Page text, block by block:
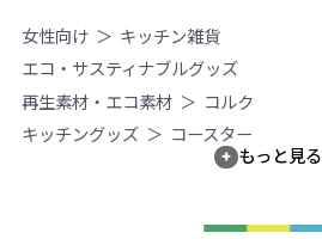
女性向け
キッチン雑貨
エコ・サスティナブルグッズ
再生素材・エコ素材
コルク
キッチングッズ
コースター
もっと見る